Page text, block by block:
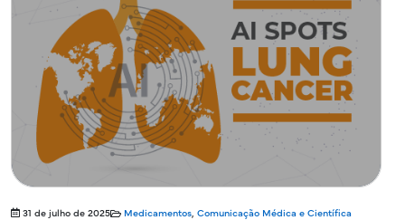
31 de julho de 2025 Medicamentos, Comunicação Médica e Científica